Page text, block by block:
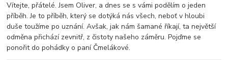
Vítejte, přátelé. Jsem Oliver, a dnes se s vámi podělím o jeden
příběh. Je to příběh, který se dotýká nás všech, neboť v hloubi
duše toužíme po uznání. Avšak, jak nám šamané říkají, ta největší
odměna přichází zevnitř, z čistoty našeho záměru. Pojďme se
ponořit do pohádky o paní Čmelákové.